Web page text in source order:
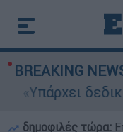
BREAKING
δημοφιλές τώρα: